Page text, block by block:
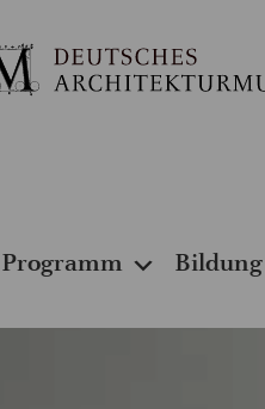
Programm Bildung